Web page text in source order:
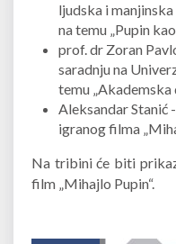
ljudska i
na temu „Pupin
prof. dr Zoran
saradnju na
temu „Akademska
Aleksandar
igranog filma
Na tribini će biti
film „Mihajlo Pupin“.